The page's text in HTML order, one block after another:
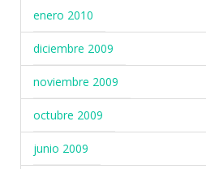
enero 2010
diciembre 2009
noviembre 2009
octubre 2009
junio 2009